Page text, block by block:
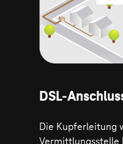
DSL-
Die Kupferleitung
Vermittlungsstelle